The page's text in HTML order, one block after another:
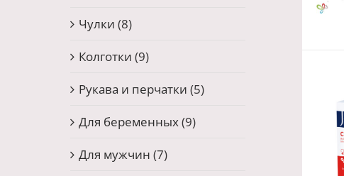
Чулки (8)
Колготки (9)
Рукава и перчатки (5)
Для беременных(9)
Для мужчин (7)